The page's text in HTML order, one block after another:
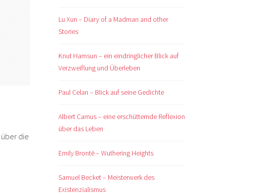
über die
Lu Xun – Diary of a Madman and other
Stories
Knut Hamsun – ein eindringlicher Blick auf
Verzweiflung und Überleben
Paul Celan – Blick auf seine Gedichte
Albert Camus – eine erschütternde Reflexion
über das Leben
Emily Brontë – Wuthering Heights
Samuel Becket – Meisterwerk des
Existenzialismus